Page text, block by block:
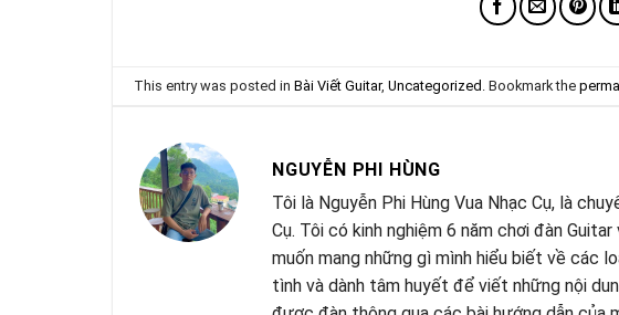
This entry was posted inBài Viết Guitar,Uncategorized . Bookmark the
NGUYỄN PHI HÙNG
Tôi là Nguyễn Phi Hùng Vua Nhạc Cụ, là
Cụ. Tôi có kinh nghiệm 6 năm chơi đàn
muốn mang những gì mình hiểu biết về các
tình và dành tâm huyết để viết những nội